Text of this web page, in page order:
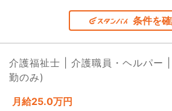
条件を
介護福祉士 | 介護職員・ヘルパー
勤のみ)
月給25.0万円